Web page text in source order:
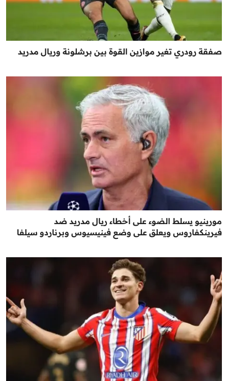
صفقة رودري تغير موازين القوة بين برشلونة وريال مدريد
مورينيو يسلط الضوء على أخطاء ريال مدريد ضد
فيرينكفاروس ويعلق على وضع فينيسيوس وبرناردو سيلفا